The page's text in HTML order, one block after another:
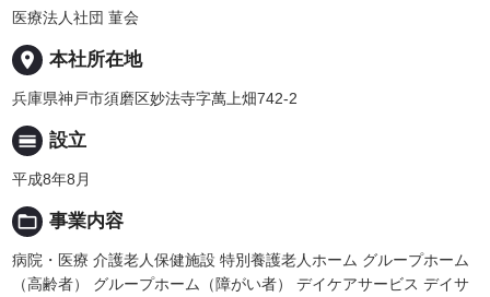
医療法人社団 菫会
place 本社所在地
兵庫県神戸市須磨区妙法寺字萬上畑742-2
calendar_view_day 設立
平成8年8月
folder_open 事業内容
病院・医療 介護老人保健施設 特別養護老人ホーム グループホーム
（高齢者） グループホーム（障がい者） デイケアサービス デイサ